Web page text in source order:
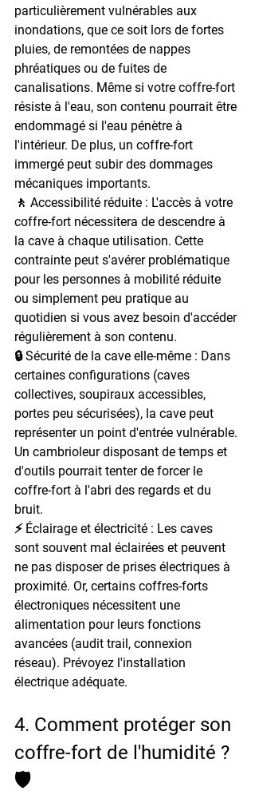
particulièrement vulnérables aux
inondations, que ce soit lors de fortes
pluies, de remontées de nappes
phréatiques ou de fuites de
canalisations. Même si votre coffre-fort
résiste à l'eau, son contenu pourrait être
endommagé si l'eau pénètre à
l'intérieur. De plus, un coffre-fort
immergé peut subir des dommages
mécaniques importants.
🚶 Accessibilité réduite : L'accès à votre
coffre-fort nécessitera de descendre à
la cave à chaque utilisation. Cette
contrainte peut s'avérer problématique
pour les personnes à mobilité réduite
ou simplement peu pratique au
quotidien si vous avez besoin d'accéder
régulièrement à son contenu.
🔒 Sécurité de la cave elle-même : Dans
certaines configurations (caves
collectives, soupiraux accessibles,
portes peu sécurisées), la cave peut
représenter un point d'entrée vulnérable.
Un cambrioleur disposant de temps et
d'outils pourrait tenter de forcer le
coffre-fort à l'abri des regards et du
bruit.
⚡ Éclairage et électricité : Les caves
sont souvent mal éclairées et peuvent
ne pas disposer de prises électriques à
proximité. Or, certains coffres-forts
électroniques nécessitent une
alimentation pour leurs fonctions
avancées (audit trail, connexion
réseau). Prévoyez l'installation
électrique adéquate.
4. Comment protéger son
coffre-fort de l'humidité ?
🛡️